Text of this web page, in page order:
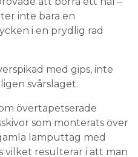
inte bara en
i en prydlig rad
med gips, inte
svårslaget.
övertapetserade
som monterats över
lamputtag med
vilket resulterar i att man